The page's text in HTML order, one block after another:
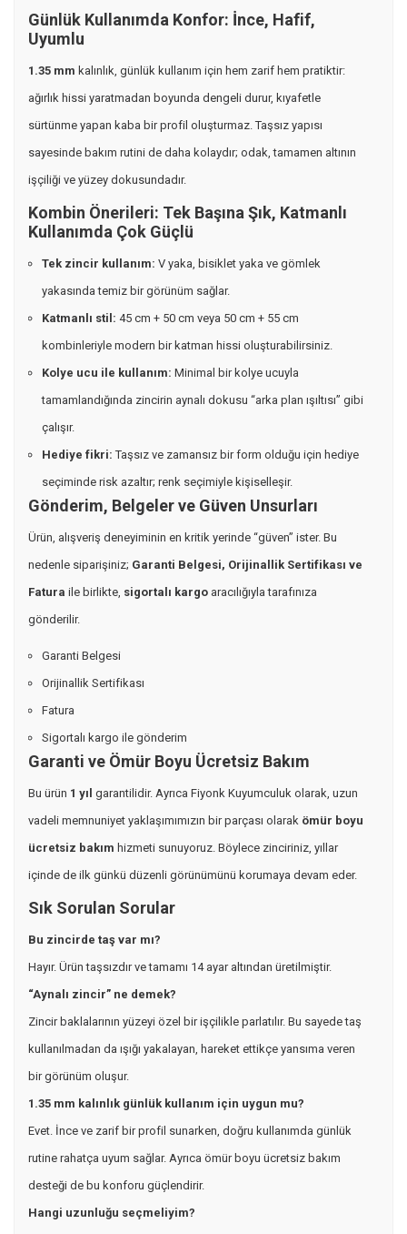
Günlük Kullanımda Konfor: İnce, Hafif,
Uyumlu
1.35 mm kalınlık, günlük kullanım için hem zarif hem pratiktir:
ağırlık hissi yaratmadan boyunda dengeli durur, kıyafetle
sürtünme yapan kaba bir profil oluşturmaz. Taşsız yapısı
sayesinde bakım rutini de daha kolaydır; odak, tamamen altının
işçiliği ve yüzey dokusundadır.
Kombin Önerileri: Tek Başına Şık, Katmanlı
Kullanımda Çok Güçlü
Tek zincir kullanım: V yaka, bisiklet yaka ve gömlek
yakasında temiz bir görünüm sağlar.
Katmanlı stil: 45 cm + 50 cm veya 50 cm + 55 cm
kombinleriyle modern bir katman hissi oluşturabilirsiniz.
Kolye ucu ile kullanım: Minimal bir kolye ucuyla
tamamlandığında zincirin aynalı dokusu “arka plan ışıltısı” gibi
çalışır.
Hediye fikri: Taşsız ve zamansız bir form olduğu için hediye
seçiminde risk azaltır; renk seçimiyle kişiselleşir.
Gönderim, Belgeler ve Güven Unsurları
Ürün, alışveriş deneyiminin en kritik yerinde “güven” ister. Bu
nedenle siparişiniz; Garanti Belgesi, Orijinallik Sertifikası ve
Fatura ile birlikte, sigortalı kargo aracılığıyla tarafınıza
gönderilir.
Garanti Belgesi
Orijinallik Sertifikası
Fatura
Sigortalı kargo ile gönderim
Garanti ve Ömür Boyu Ücretsiz Bakım
Bu ürün 1 yıl garantilidir. Ayrıca Fiyonk Kuyumculuk olarak, uzun
vadeli memnuniyet yaklaşımımızın bir parçası olarak ömür boyu
ücretsiz bakım hizmeti sunuyoruz. Böylece zinciriniz, yıllar
içinde de ilk günkü düzenli görünümünü korumaya devam eder.
Sık Sorulan Sorular
Bu zincirde taş var mı?
Hayır. Ürün taşsızdır ve tamamı 14 ayar altından üretilmiştir.
“Aynalı zincir” ne demek?
Zincir baklalarının yüzeyi özel bir işçilikle parlatılır. Bu sayede taş
kullanılmadan da ışığı yakalayan, hareket ettikçe yansıma veren
bir görünüm oluşur.
1.35 mm kalınlık günlük kullanım için uygun mu?
Evet. İnce ve zarif bir profil sunarken, doğru kullanımda günlük
rutine rahatça uyum sağlar. Ayrıca ömür boyu ücretsiz bakım
desteği de bu konforu güçlendirir.
Hangi uzunluğu seçmeliyim?